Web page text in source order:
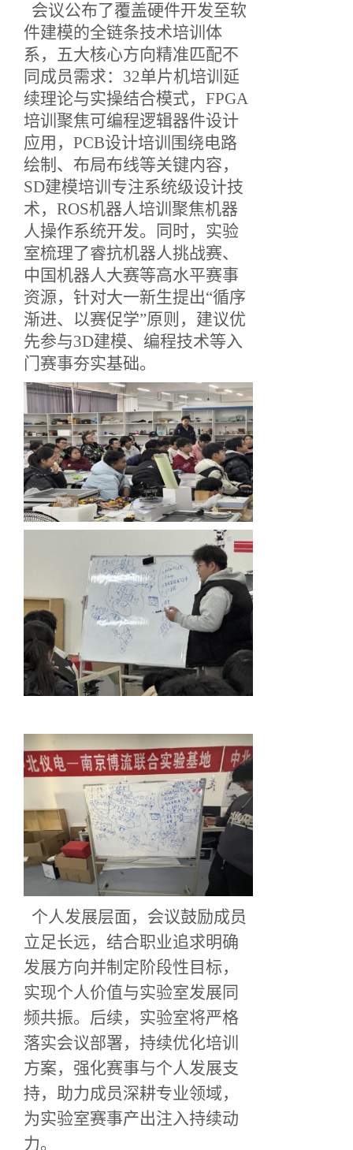
会议公布了覆盖硬件开发至软
件建模的全链条技术培训体
系，五大核心方向精准匹配不
同成员需求： 32单片机培训延
续理论与实操结合模式，FPGA
培训聚焦可编程逻辑器件设计
应用，PCB设计培训围绕电路
绘制、布局布线等关键内容，
SD建模培训专注系统级设计技
术，ROS机器人培训聚焦机器
人操作系统开发。同时，实验
室梳理了睿抗机器人挑战赛、
中国机器人大赛等高水平赛事
资源，针对大一新生提出“循序
渐进、以赛促学”原则，建议优
先参与3D建模、编程技术等入
门赛事夯实基础。
个人发展层面，会议鼓励成员
立足长远，结合职业追求明确
发展方向并制定阶段性目标，
实现个人价值与实验室发展同
频共振。后续，实验室将严格
落实会议部署，持续优化培训
方案，强化赛事与个人发展支
持，助力成员深耕专业领域，
为实验室赛事产出注入持续动
力。